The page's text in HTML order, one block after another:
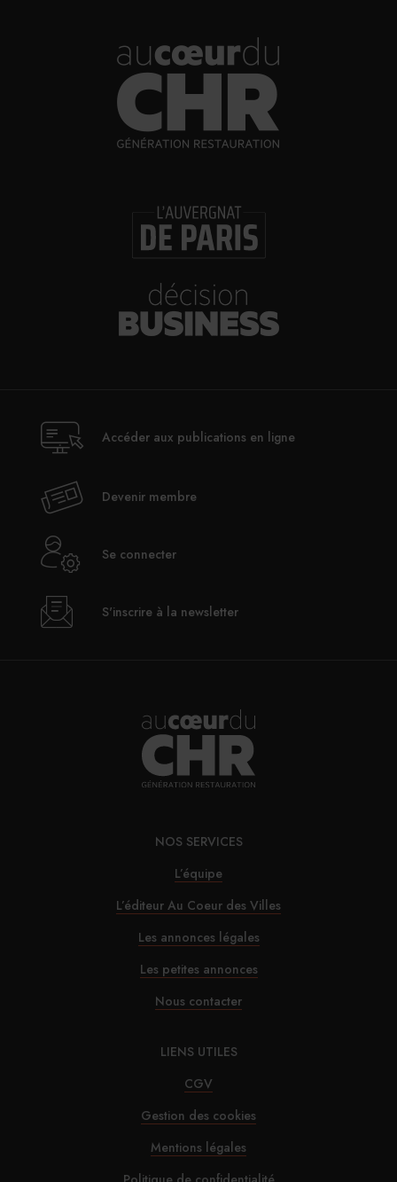
Accéder aux publications en ligne
Devenir membre
Se connecter
S'inscrire à la newsletter
NOS SERVICES
L’équipe
L’éditeur Au Coeur des Villes
Les annonces légales
Les petites annonces
Nous contacter
LIENS UTILES
CGV
Gestion des cookies
Mentions légales